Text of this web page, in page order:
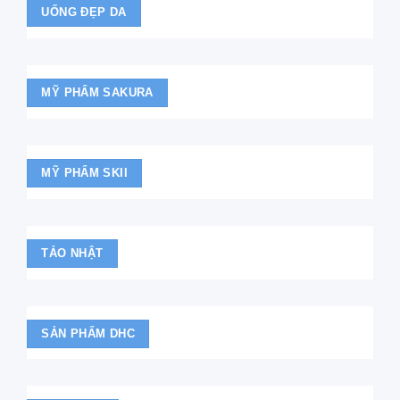
UỐNG ĐẸP DA
MỸ PHẨM SAKURA
MỸ PHẨM SKII
TẢO NHẬT
SẢN PHẨM DHC